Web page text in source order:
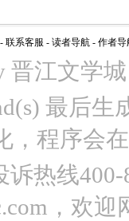
- 联系客服 - 读者导航 - 作者导
晋江文学
最后
，程序会
热线
，欢